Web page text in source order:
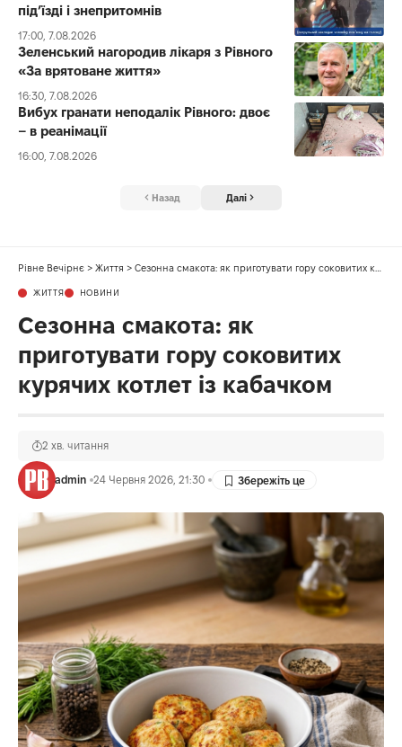
під’їзді і знепритомнів
17:00, 7.08.2026
Зеленський нагородив лікаря з Рівного
«За врятоване життя»
16:30, 7.08.2026
Вибух гранати неподалік Рівного: двоє
– в реанімації
16:00, 7.08.2026
Назад Далі
Рівне Вечірнє > Життя > Сезонна смакота: як приготувати гору соковитих курячих котлет із кабачком
ЖИТТЯ НОВИНИ
Сезонна смакота: як
приготувати гору соковитих
курячих котлет із кабачком
admin 24 Червня 2026, 21:30
2 хв. читання